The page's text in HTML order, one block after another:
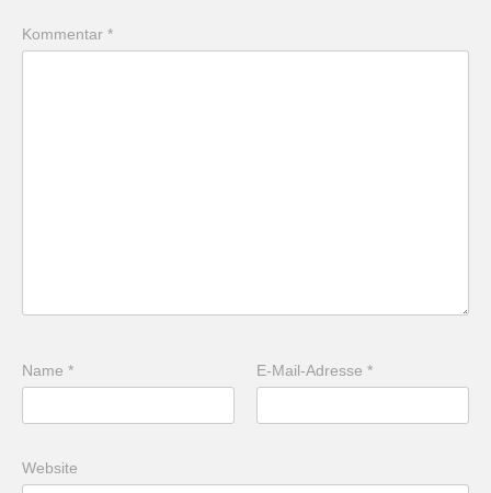
Kommentar *
Name * E-Mail-Adresse*
Website